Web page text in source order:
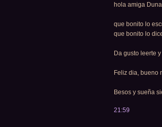
hola amiga Duna
que bonito lo
que bonito lo
Da gusto leerte
Feliz dia, bueno
Besos y sueña
21:59